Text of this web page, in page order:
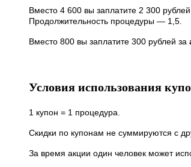
Вместо 4 600 вы заплатите 2 300 рублей
Продолжительность процедуры — 1,5.
Вместо 800 вы заплатите 300 рублей за
Условия использования
1 купон = 1 процедура.
Скидки по купонам не суммируются с
За время акции один человек может